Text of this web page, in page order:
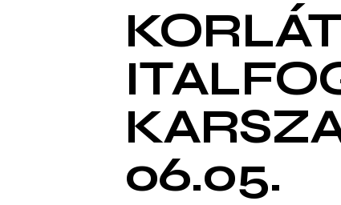
06.05.